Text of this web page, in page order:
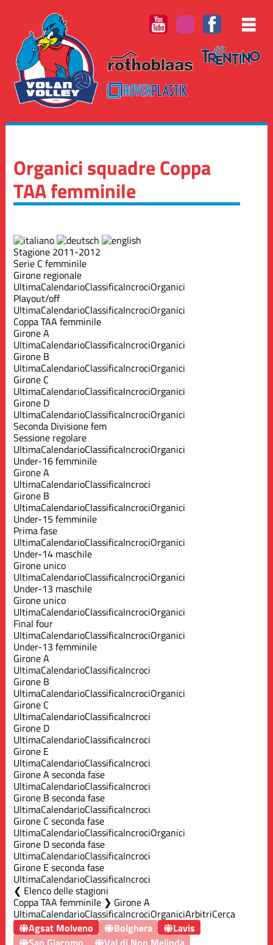
Organici squadre Coppa
TAA femminile
Stagione 2011-2012
Serie C femminile
Girone regionale
UltimaCalendarioClassificaIncrociOrganici
Playout/off
UltimaCalendarioClassificaIncrociOrganici
Coppa TAA femminile
Girone A
UltimaCalendarioClassificaIncrociOrganici
Girone B
UltimaCalendarioClassificaIncrociOrganici
Girone C
UltimaCalendarioClassificaIncrociOrganici
Girone D
UltimaCalendarioClassificaIncrociOrganici
Seconda Divisione fem
Sessione regolare
UltimaCalendarioClassificaIncrociOrganici
Under-16 femminile
Girone A
UltimaCalendarioClassificaIncroci
Girone B
UltimaCalendarioClassificaIncrociOrganici
Under-15 femminile
Prima fase
UltimaCalendarioClassificaIncrociOrganici
Under-14 maschile
Girone unico
UltimaCalendarioClassificaIncrociOrganici
Under-13 maschile
Girone unico
UltimaCalendarioClassificaIncrociOrganici
Final four
UltimaCalendarioClassificaIncrociOrganici
Under-13 femminile
Girone A
UltimaCalendarioClassificaIncroci
Girone B
UltimaCalendarioClassificaIncrociOrganici
Girone C
UltimaCalendarioClassificaIncroci
Girone D
UltimaCalendarioClassificaIncroci
Girone E
UltimaCalendarioClassificaIncroci
Girone A seconda fase
UltimaCalendarioClassificaIncroci
Girone B seconda fase
UltimaCalendarioClassificaIncroci
Girone C seconda fase
UltimaCalendarioClassificaIncrociOrganici
Girone D seconda fase
UltimaCalendarioClassificaIncroci
Girone E seconda fase
UltimaCalendarioClassificaIncroci
Elenco delle stagioni
Coppa TAA femminile ❯ Girone A
UltimaCalendarioClassificaIncrociOrganiciArbitriCerca
Agsat Molveno
Bolghera
Lavis